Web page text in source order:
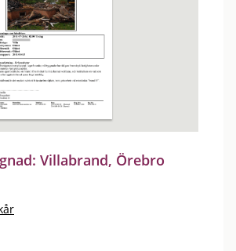
Villabrand, Örebro